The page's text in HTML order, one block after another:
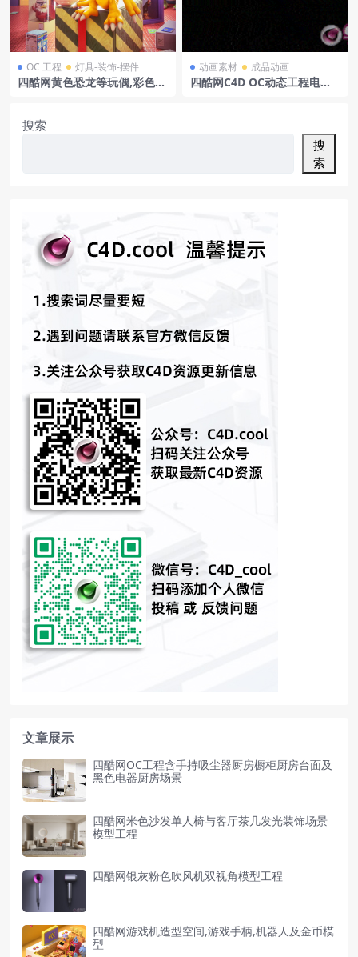
OC 工程 灯具-装饰-摆件
四酷网黄色恐龙等玩偶,彩色包
动画素材 成品动画
四酷网C4D OC动态工程电熨
搜索
搜
索
文章展示
四酷网OC工程含手持吸尘器厨房橱柜厨房台面及
黑色电器厨房场景
四酷网米色沙发单人椅与客厅茶几发光装饰场景
模型工程
四酷网银灰粉色吹风机双视角模型工程
四酷网游戏机造型空间,游戏手柄,机器人及金币模
型